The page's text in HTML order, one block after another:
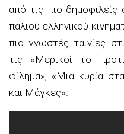
από τις πιο
παλιού ελληνικού
πιο γνωστές ταινίες
τις «Μερικοί το
φίλημα», «Μια κυρία
και Μάγκες».